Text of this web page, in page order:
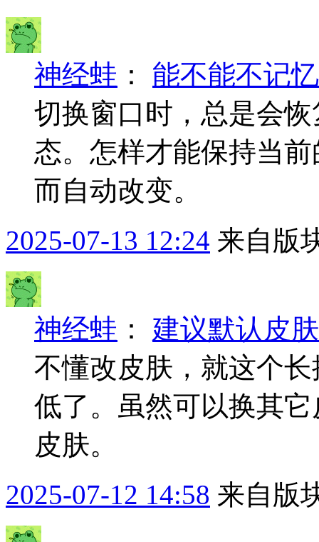
神经蛙 ： 能不能不记
切换窗口时，总是会
态。怎样才能保持当
而自动改变。
2025-07-13 12:24 来自版
神经蛙 ： 建议默认皮
不懂改皮肤，就这个
低了。虽然可以换其
皮肤。
2025-07-12 14:58 来自版